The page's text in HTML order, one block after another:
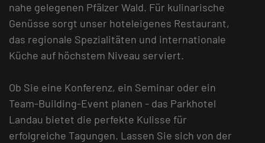
nahe gelegenen Pfälzer Wald. Für kulinarische
Genüsse sorgt unser hoteleigenes Restaurant,
das regionale Spezialitäten und internationale
Küche auf höchstem Niveau serviert.
Ob Sie eine Konferenz, ein Seminar oder ein
Team-Building-Event planen - das Parkhotel
Landau bietet die perfekte Kulisse für
erfolgreiche Tagungen. Lassen Sie sich von der